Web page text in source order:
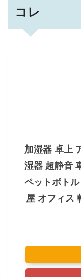
コレ
加湿器 卓上
湿器 超静音
ペットボト
屋 オフィス